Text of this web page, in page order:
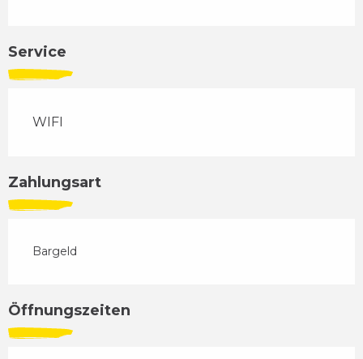
Service
WIFI
Zahlungsart
Bargeld
Öffnungszeiten